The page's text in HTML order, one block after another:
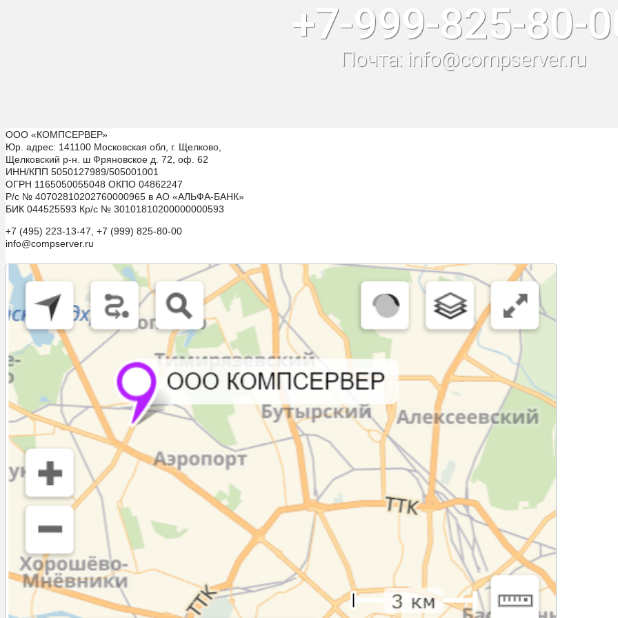
+7-999-825-80-
Почта: info@compserver.ru
ООО «КОМПСЕРВЕР»
Юр. адрес: 141100 Московская обл, г. Щелково,
Щелковский р-н. ш Фряновское д. 72, оф. 62
ИНН/КПП 5050127989/505001001
ОГРН 1165050055048 ОКПО 04862247
Р/с № 40702810202760000965 в АО «АЛЬФА-БАНК»
БИК 044525593 Кр/с № 30101810200000000593
+7 (495) 223-13-47, +7 (999) 825-80-00
info@compserver.ru